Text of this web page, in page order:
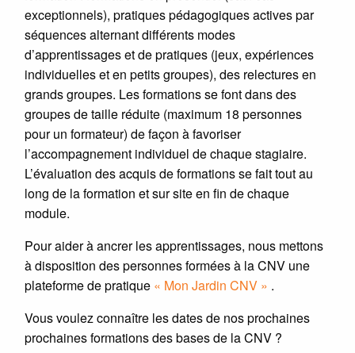
exceptionnels), pratiques pédagogiques actives par
séquences alternant différents modes
d’apprentissages et de pratiques (jeux, expériences
individuelles et en petits groupes), des relectures en
grands groupes. Les formations se font dans des
groupes de taille réduite (maximum 18 personnes
pour un formateur) de façon à favoriser
l’accompagnement individuel de chaque stagiaire.
L’évaluation des acquis de formations se fait tout au
long de la formation et sur site en fin de chaque
module.
Pour aider à ancrer les apprentissages, nous mettons
à disposition des personnes formées à la CNV une
plateforme de pratique « Mon Jardin CNV » .
Vous voulez connaître les dates de nos prochaines
prochaines formations des bases de la CNV ?